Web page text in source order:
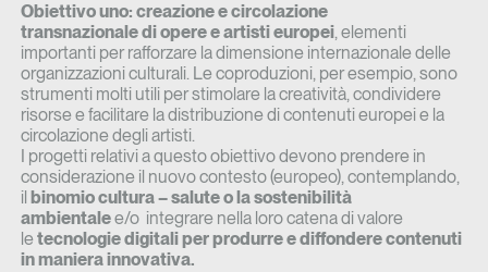
Obiettivo uno: creazione e circolazione
transnazionaledi opere e artisti europei, elementi
importanti per rafforzare la dimensione internazionale delle
organizzazioni culturali. Le coproduzioni, per esempio, sono
strumenti molti utili per stimolare la creatività, condividere
risorse e facilitare la distribuzione di contenuti europei e la
circolazione degli artisti.
I progetti relativi a questo obiettivo devono prendere in
considerazione il nuovo contesto (europeo), contemplando,
il binomio cultura – salute o la sostenibilità
ambientalee/o integrare nella loro catena di valore
letecnologie digitali per produrre e diffondere contenuti
in maniera innovativa.